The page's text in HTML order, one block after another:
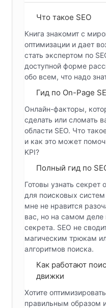
Что такое SEO
Книга знакомит с
оптимизации и дает
стать экспертом по
доступной форме
обо всем, что надо
Гид по On-Page
Онлайн-факторы,
сделать или сломать
области SEO. Что
и как это может
KPI?
Полный гид по
Готовы узнать секрет
для поисковых систем
мне не нравится
вас, но на самом деле
секрета. SEO не
магическим трюкам
алгоритмов поиска.
Как работают
движки
Хотите
правильным образом